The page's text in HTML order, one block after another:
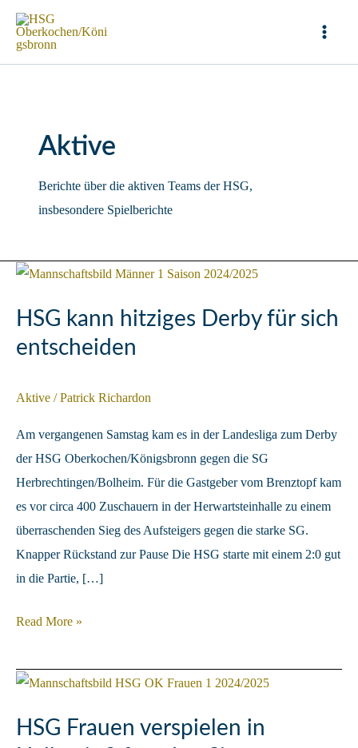
Zum
Inhalt
Aktive
Berichte über die aktiven Teams der HSG,
insbesondere Spielberichte
HSG kann hitziges Derby für sich
entscheiden
Aktive /Patrick Richardon
Am vergangenen Samstag kam es in der Landesliga zum Derby
der HSG Oberkochen/Königsbronn gegen die SG
Herbrechtingen/Bolheim. Für die Gastgeber vom Brenztopf kam
es vor circa 400 Zuschauern in der Herwartsteinhalle zu einem
überraschenden Sieg des Aufsteigers gegen die starke SG.
Knapper Rückstand zur Pause Die HSG starte mit einem 2:0 gut
in die Partie, […]
HSG
hitziges
für
Read More »
HSG Frauen verspielen in